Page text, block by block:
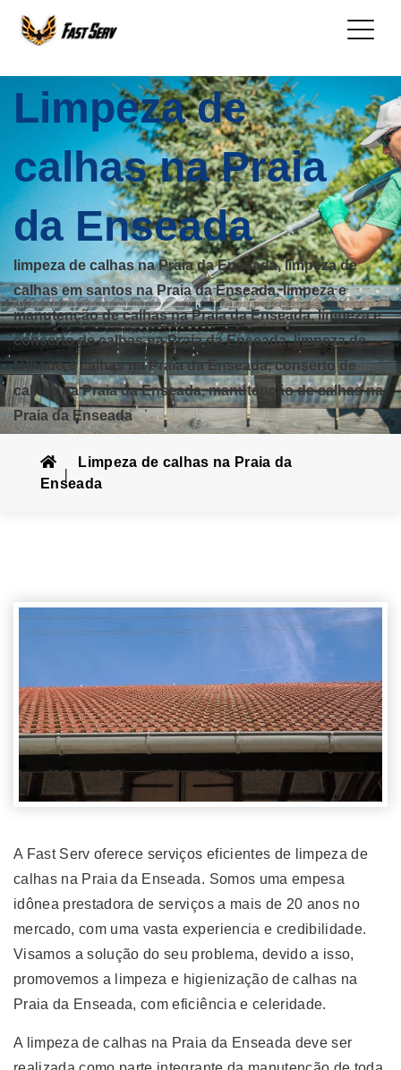
Limpeza de
calhas na Praia
da Enseada
limpeza de calhas na Praia da Enseada, limpeza de
calhas em santos na Praia da Enseada, limpeza e
manutenção de calhas na Praia da Enseada, limpeza e
conserto de calhas na Praia da Enseada, limpeza de
telhado e calhas na Praia da Enseada, conserto de
calhas na Praia da Enseada, manutenção de calhas na
Praia da Enseada
Limpeza de calhas na Praia da
Enseada
A Fast Serv oferece serviços eficientes de limpeza de
calhas na Praia da Enseada. Somos uma empesa
idônea prestadora de serviços a mais de 20 anos no
mercado, com uma vasta experiencia e credibilidade.
Visamos a solução do seu problema, devido a isso,
promovemos a limpeza e higienização de calhas na
Praia da Enseada, com eficiência e celeridade.
A limpeza de calhas na Praia da Enseada deve ser